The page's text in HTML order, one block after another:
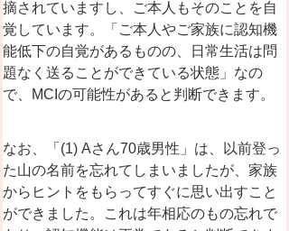
摘されていますし、ご本人もそのことを自
覚しています。「ご本人やご家族に認知機
能低下の自覚があるものの、日常生活は問
題なく送ることができている状態」なの
で、MCIの可能性があると判断できます。
なお、「(1) Aさん70歳男性」は、以前登っ
た山の名前を忘れてしまいましたが、家族
からヒントをもらってすぐに思い出すこと
ができました。これは年相応のもの忘れで